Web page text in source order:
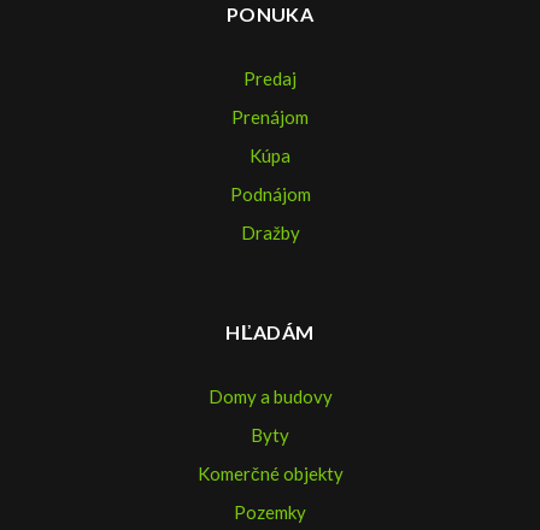
PONUKA
Predaj
Prenájom
Kúpa
Podnájom
Dražby
HĽADÁM
Domy a budovy
Byty
Komerčné objekty
Pozemky